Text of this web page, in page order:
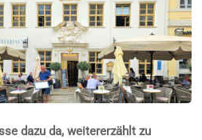
dazu da, weitererzählt zu